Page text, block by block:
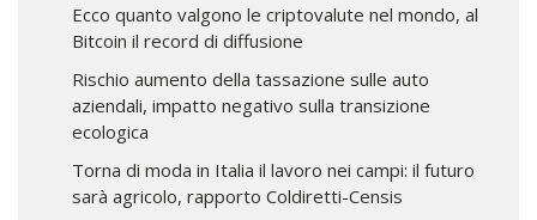
Ecco quanto valgono le criptovalute nel mondo, al
Bitcoin il record di diffusione
Rischio aumento della tassazione sulle auto
aziendali, impatto negativo sulla transizione
ecologica
Torna di moda in Italia il lavoro nei campi: il futuro
sarà agricolo, rapporto Coldiretti-Censis